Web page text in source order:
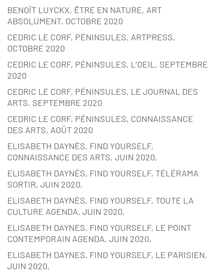
BENOÎT LUYCKX, ÊTRE EN NATURE, ART
ABSOLUMENT, OCTOBRE 2020
CEDRIC LE CORF, PÉNINSULES, ARTPRESS,
OCTOBRE 2020
CEDRIC LE CORF, PÉNINSULES, L’OEIL, SEPTEMBRE
2020
CEDRIC LE CORF, PÉNINSULES, LE JOURNAL DES
ARTS, SEPTEMBRE 2020
CEDRIC LE CORF, PÉNINSULES, CONNAISSANCE
DES ARTS, AOÛT 2020
ELISABETH DAYNÈS, FIND YOURSELF,
CONNAISSANCE DES ARTS, JUIN 2020,
ELISABETH DAYNÈS, FIND YOURSELF, TÉLÉRAMA
SORTIR, JUIN 2020,
ELISABETH DAYNÈS, FIND YOURSELF, TOUTE LA
CULTURE AGENDA, JUIN 2020,
ELISABETH DAYNES, FIND YOURSELF, LE POINT
CONTEMPORAIN AGENDA, JUIN 2020,
ELISABETH DAYNES, FIND YOURSELF, LE PARISIEN,
JUIN 2020,